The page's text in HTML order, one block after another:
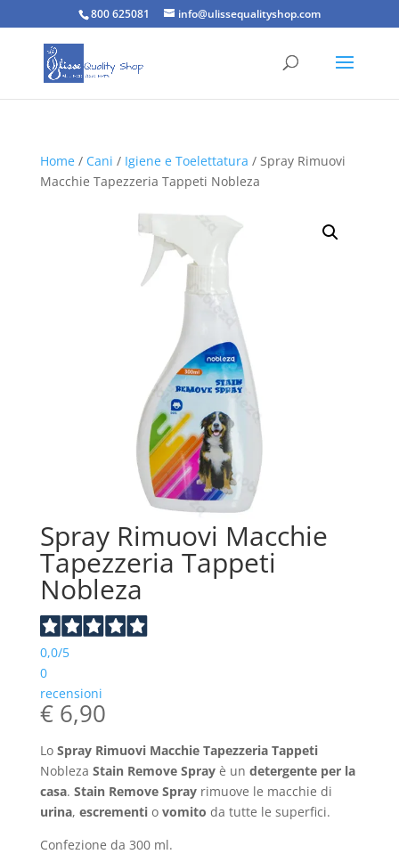
800 625081 info@ulissequalityshop.com
Home/ Cani / Igiene e Toelettatura / Spray Rimuovi
Macchie Tapezzeria Tappeti Nobleza
Spray Rimuovi Macchie
Tapezzeria Tappeti
Nobleza
0,0/5
0
recensioni
€6,90
Lo Spray Rimuovi Macchie Tapezzeria Tappeti
Nobleza Stain Remove Sprayè un detergente per la
casa. Stain Remove Sprayrimuove le macchie di
urina, escrementio vomito da tutte le superfici.
Confezione da 300 ml.